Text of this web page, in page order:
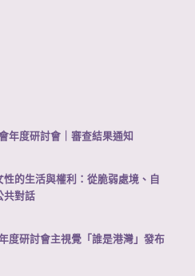
年度研討會｜審查結果通知
性的生活與權利：從脆弱處境、自
共對話
度研討會主視覺「誰是港灣」發布